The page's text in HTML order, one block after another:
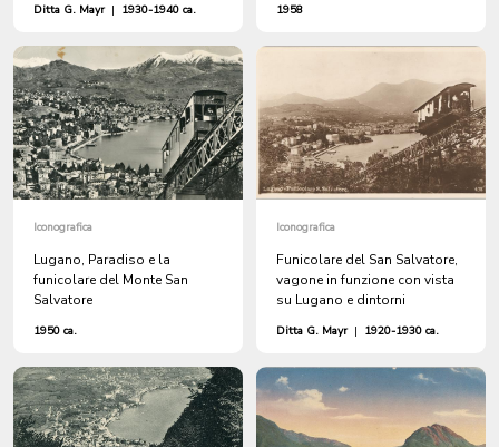
Ditta G. Mayr | 1930-1940 ca. 1958
Iconografica
Lugano, Paradiso e la
funicolare del Monte San
Salvatore
1950 ca.
Iconografica
Funicolare del San Salvatore,
vagone in funzione con vista
su Lugano e dintorni
Ditta G. Mayr | 1920-1930 ca.